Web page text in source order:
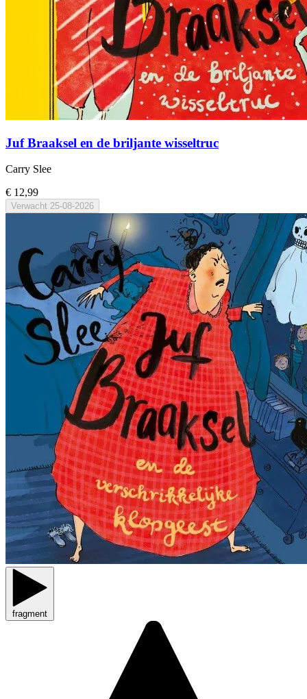
Juf Braaksel en de briljante wisseltruc
Carry Slee
€ 12,99
Verwacht 25-08-2026
fragment